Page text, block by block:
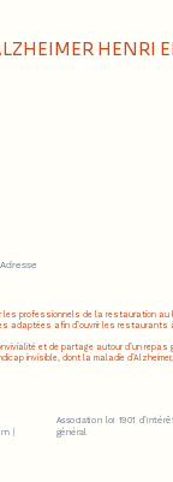
HENRI
Adresse
les professionnels de la restauration au
adaptées afin d’ouvrir les restaurants
et de partage autour d’un
invisible, dont la maladie
Association loi 1901
général